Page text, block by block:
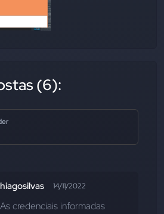
(6):
hiagosilvas 14/11/2022
As credenciais informadas